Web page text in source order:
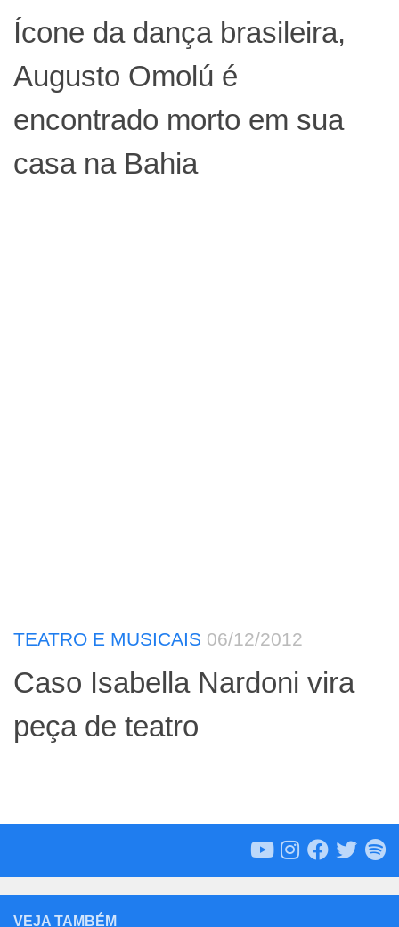
Ícone da dança brasileira,
Augusto Omolú é
encontrado morto em sua
casa na Bahia
TEATRO E MUSICAIS 06/12/2012
Caso Isabella Nardoni vira
peça de teatro
VEJA TAMBÉM